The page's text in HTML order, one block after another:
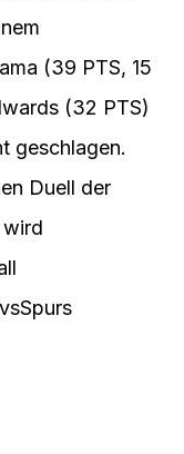
(39 PTS, 15
(32 PTS)
geschlagen.
Duell der
wird